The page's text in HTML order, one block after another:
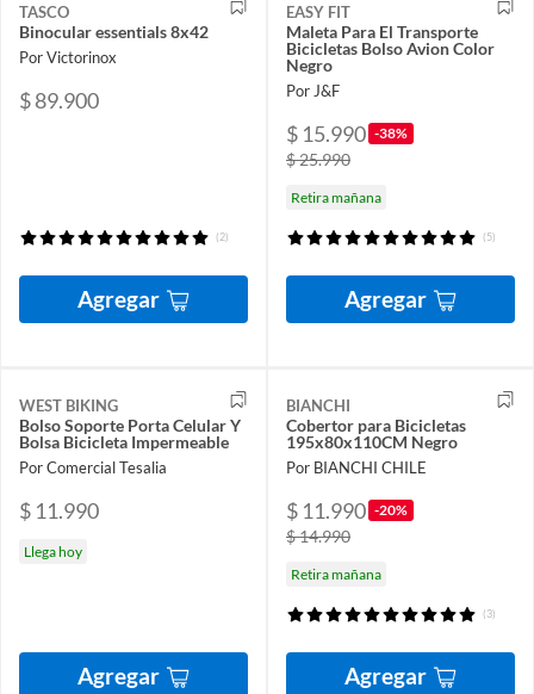
TASCO
Binocular essentials 8x42
Por Victorinox
$ 89.900
(2)
Agregar
EASY FIT
Maleta Para El Transporte
Bicicletas Bolso Avion Color
Negro
Por J&F
$ 15.990 -38%
$ 25.990
Retira mañana
(5)
Agregar
WEST BIKING
Bolso Soporte Porta Celular Y
Bolsa Bicicleta Impermeable
Por Comercial Tesalia
$ 11.990
Llega hoy
Agregar
BIANCHI
Cobertor para Bicicletas
195x80x110CM Negro
Por BIANCHI CHILE
$ 11.990 -20%
$ 14.990
Retira mañana
(3)
Agregar